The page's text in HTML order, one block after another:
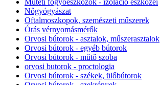
Műtéti fogyóeszközök - izoláció eszközei
Nőgyógyászat
Oftalmoszkopok, szemészeti műszerek
Órás vérnyomásmérők
Orvosi bútorok - asztalok, műszerasztalok
Orvosi bútorok - egyéb bútorok
Orvosi bútorok - műtő szoba
orvosi butorok - proctologia
Orvosi bútorok - székek, ülőbútorok